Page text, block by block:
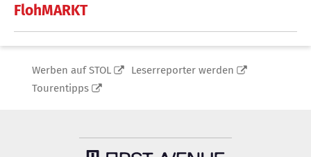
FlohMARKT
Werben auf STOL
Leserreporter werden
Tourentipps